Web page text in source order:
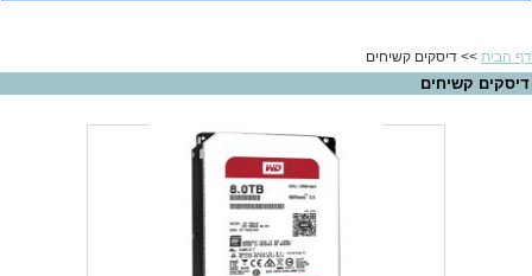
דף הבית >> דיסקים קשיחים
דיסקים קשיחים